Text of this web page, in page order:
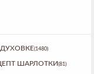
(1480)
ШАРЛОТКИ(81)